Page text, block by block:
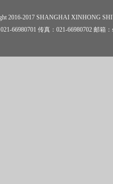
2016-2017 SHANGHAI XINHONG
66980701 传真：021-66980702 邮箱：